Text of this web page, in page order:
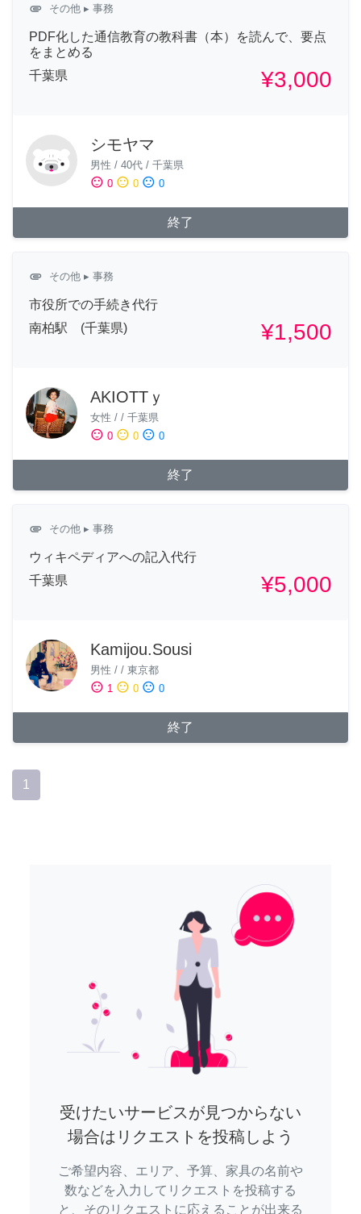
attachment その他 ▸ 事務
PDF化した通信教育の教科書（本）を読んで、要点
をまとめる
千葉県
¥3,000
シモヤマ
男性 / 40代 / 千葉県
sentiment_satisfied 0 sentiment_neutral 0 sentiment_dissatisfied 0
終了
attachment その他 ▸ 事務
市役所での手続き代行
南柏駅 (千葉県)
¥1,500
AKIOTTｙ
女性 / / 千葉県
sentiment_satisfied 0 sentiment_neutral 0 sentiment_dissatisfied 0
終了
attachment その他 ▸ 事務
ウィキペディアへの記入代行
千葉県
¥5,000
Kamijou.Sousi
男性 / / 東京都
sentiment_satisfied 1 sentiment_neutral 0 sentiment_dissatisfied 0
終了
1
受けたいサービスが見つからない
場合はリクエストを投稿しよう
ご希望内容、エリア、予算、家具の名前や
数などを入力してリクエストを投稿する
と、そのリクエストに応えることが出来る